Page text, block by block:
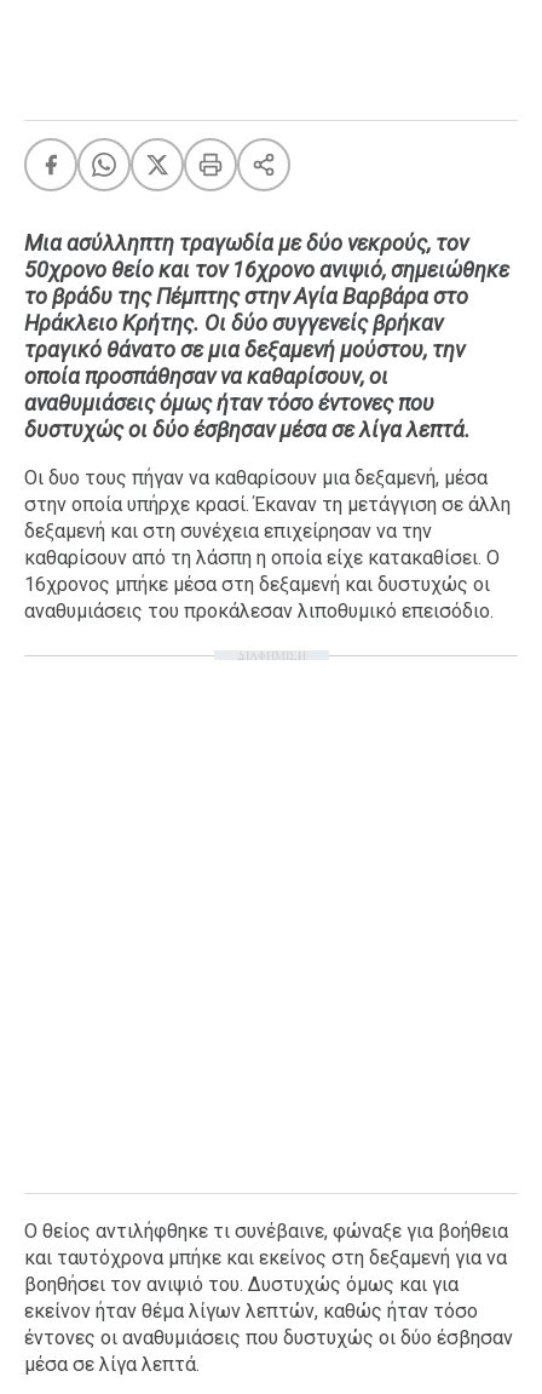
OMG LOL
Xmas
LIFE
Food
Body+Mind
Ταξίδια
Style
Σπίτι
Family
Σχέσεις
Μια ασύλληπτη τραγωδία με δύο νεκρούς, τον
50χρονο θείο και τον 16χρονο ανιψιό, σημειώθηκε
το βράδυ της Πέμπτης στην Αγία Βαρβάρα στο
Ηράκλειο Κρήτης. Οι δύο συγγενείς βρήκαν
τραγικό θάνατο σε μια δεξαμενή μούστου, την
οποία προσπάθησαν να καθαρίσουν, οι
αναθυμιάσεις όμως ήταν τόσο έντονες που
δυστυχώς οι δύο έσβησαν μέσα σε λίγα λεπτά.
Οι δυο τους πήγαν να καθαρίσουν μια δεξαμενή, μέσα
στην οποία υπήρχε κρασί. Έκαναν τη μετάγγιση σε άλλη
δεξαμενή και στη συνέχεια επιχείρησαν να την
καθαρίσουν από τη λάσπη η οποία είχε κατακαθίσει. Ο
16χρονος μπήκε μέσα στη δεξαμενή και δυστυχώς οι
αναθυμιάσεις του προκάλεσαν λιποθυμικό επεισόδιο.
ΔΙΑΦΗΜΙΣΗ
Ο θείος αντιλήφθηκε τι συνέβαινε, φώναξε για βοήθεια
και ταυτόχρονα μπήκε και εκείνος στη δεξαμενή για να
βοηθήσει τον ανιψιό του. Δυστυχώς όμως και για
εκείνον ήταν θέμα λίγων λεπτών, καθώς ήταν τόσο
έντονες οι αναθυμιάσεις που δυστυχώς οι δύο έσβησαν
μέσα σε λίγα λεπτά.